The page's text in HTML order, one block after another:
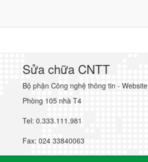
Sửa chữa CNTT
Bộ phận Công nghệ thông tin - Website
Phòng 105 nhà T4
Tel: 0.333.111.981
Fax: 024 33840063